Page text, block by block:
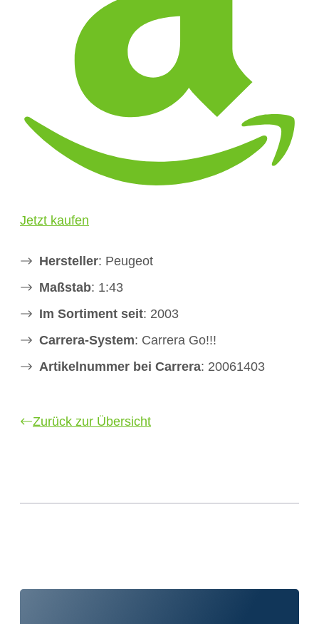
Jetzt kaufen
Hersteller: Peugeot
Maßstab: 1:43
Im Sortiment seit: 2003
Carrera-System: Carrera Go!!!
Artikelnummer bei Carrera: 20061403
Zurück zur Übersicht